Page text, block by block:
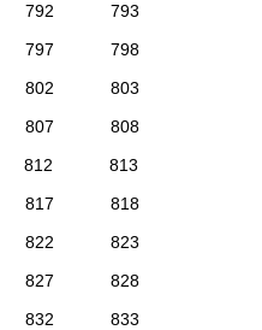
792
793
797
798
802
803
807
808
812
813
817
818
822
823
827
828
832
833